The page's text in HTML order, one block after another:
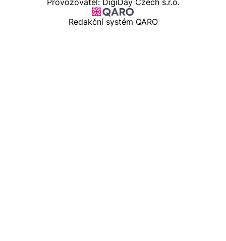
Provozovatel: DigiDay Czech s.r.o.
Redakční systém QARO